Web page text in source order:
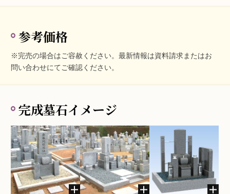
参考価格
※完売の場合はご容赦ください。最新情報は資料請求またはお
問い合わせにてご確認ください。
完成墓石イメージ